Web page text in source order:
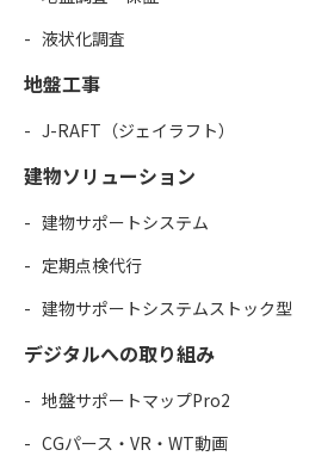
液状化調査
地盤工事
J-RAFT（ジェイラフト）
建物ソリューション
建物サポートシステム
定期点検代行
建物サポートシステムストック型
デジタルへの取り組み
地盤サポートマップPro2
CGパース・VR・WT動画